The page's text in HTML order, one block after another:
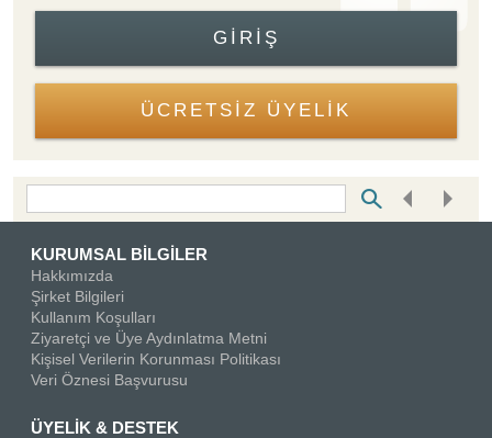
GIRIŞ
ÜCRETSİZ ÜYELİK
KURUMSAL BİLGİLER
Hakkımızda
Şirket Bilgileri
Kullanım Koşulları
Ziyaretçi ve Üye Aydınlatma Metni
Kişisel Verilerin Korunması Politikası
Veri Öznesi Başvurusu
ÜYELİK & DESTEK